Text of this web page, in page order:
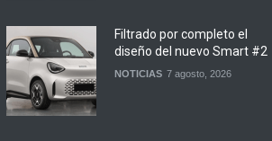
Filtrado por completo el
diseño del nuevo Smart #2
NOTICIAS 7 agosto, 2026